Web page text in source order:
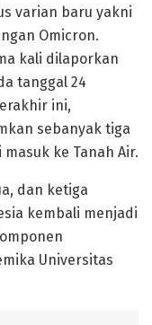
varian baru yakni
Omicron.
kali dilaporkan
tanggal 24
ini,
sebanyak tiga
ke Tanah Air.
dan ketiga
kembali menjadi
Universitas